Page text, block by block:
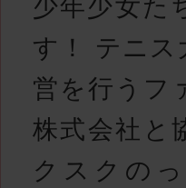
少年少女た
す！ テニス
営を行うフ
株式会社と
クスクの